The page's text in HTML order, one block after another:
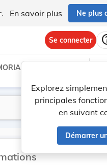
En savoir plus Ne plus
Se connecter
Explorez
principales
en suivant
Démarrer
C
Lancer la recherche
Filtres